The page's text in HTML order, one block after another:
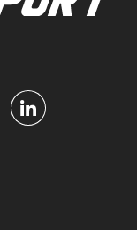
Linkedin